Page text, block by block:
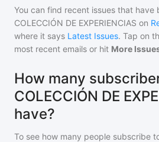
You can find recent issues that have
COLECCIÓN DE EXPERIENCIAS on
where it says Latest Issues. Tap on
most recent emails or hit More
How many
COLECCIÓN DE
have?
To see how many people subscribe